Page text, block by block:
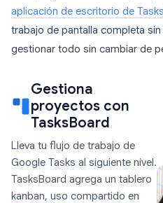
aplicación de escritorio de
trabajo de pantalla completa
gestionar todo sin cambiar de
Gestiona
proyectos con
TasksBoard
Lleva tu flujo de trabajo de
Google Tasks al siguiente nivel.
TasksBoard agrega un tablero
kanban, uso compartido en